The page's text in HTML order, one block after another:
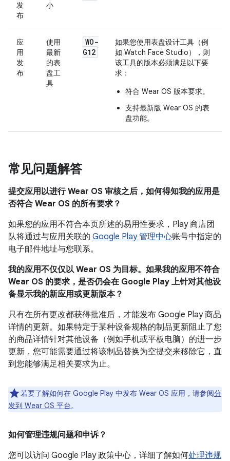
发
布
小
应
用
发
布
使用
最新
的表
盘工
具
WO-
G12
如果您使用表盘设计工具（例
如 Watch Face Studio），则
该工具的版本必须满足以下要
求：
符合 Wear OS 版本要求。
支持最新版 Wear OS 的表
盘功能。
常见问题解答
提交应用以进行 Wear OS 审核之后，如何得知我的应用是
否符合 Wear OS 的所有要求？
如果您的应用不符合本页所述的易用性要求，Play 商店团
队将通过与应用关联的 Google Play 管理中心账号中指定的
电子邮件地址与您联系。
我的应用不仅仅以 Wear OS 为目标。如果我的应用不符合
Wear OS 的要求，是否仍会在 Google Play 上针对其他设
备显示我的新应用或更新版本？
只有在所有更改都获得批准后，才能发布 Google Play 商品
详情的更新。如果特定于某种设备规格的制品更新阻止了您
的商品详情针对其他设备（例如手机或平板电脑）的进一步
更新，您可能需要通过将该制品替换为空提交来移除它，直
到您能够满足相关要求为止。
若要了解如何在 Google Play 中发布 Wear OS 应用，请参阅分
发到 Wear OS 平台。
如何管理违规问题和申诉？
您可以访问 Google Play 政策中心，详细了解如何处理违规